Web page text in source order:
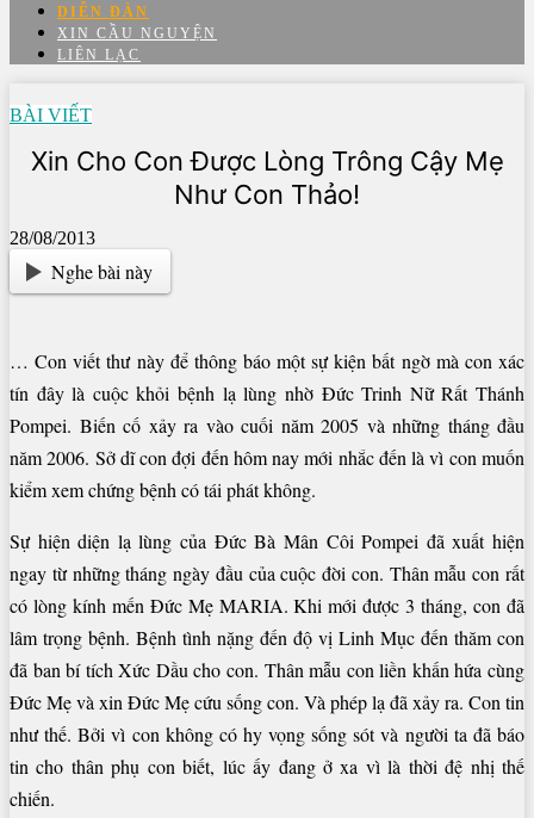
DIỄN ĐÀN
XIN CẦU NGUYỆN
LIÊN LẠC
BÀI VIẾT
Xin Cho Con Được Lòng Trông Cậy Mẹ
Như Con Thảo!
28/08/2013
Nghe bài này
… Con viết thư này để thông báo một sự kiện bất ngờ mà con xác
tín đây là cuộc khỏi bệnh lạ lùng nhờ Đức Trinh Nữ Rất Thánh
Pompei. Biến cố xảy ra vào cuối năm 2005 và những tháng đầu
năm 2006. Sở dĩ con đợi đến hôm nay mới nhắc đến là vì con muốn
kiểm xem chứng bệnh có tái phát không.
Sự hiện diện lạ lùng của Đức Bà Mân Côi Pompei đã xuất hiện
ngay từ những tháng ngày đầu của cuộc đời con. Thân mẫu con rất
có lòng kính mến Đức Mẹ MARIA. Khi mới được 3 tháng, con đã
lâm trọng bệnh. Bệnh tình nặng đến độ vị Linh Mục đến thăm con
đã ban bí tích Xức Dầu cho con. Thân mẫu con liền khấn hứa cùng
Đức Mẹ và xin Đức Mẹ cứu sống con. Và phép lạ đã xảy ra. Con tin
như thế. Bởi vì con không có hy vọng sống sót và người ta đã báo
tin cho thân phụ con biết, lúc ấy đang ở xa vì là thời đệ nhị thế
chiến.